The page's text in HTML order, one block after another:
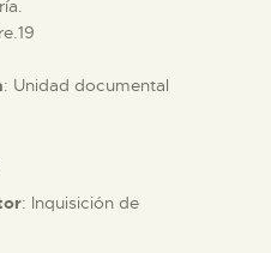
: Unidad documental
: Inquisición de